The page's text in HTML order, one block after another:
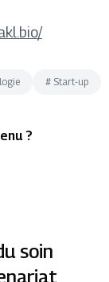
# Start-up
?
soin